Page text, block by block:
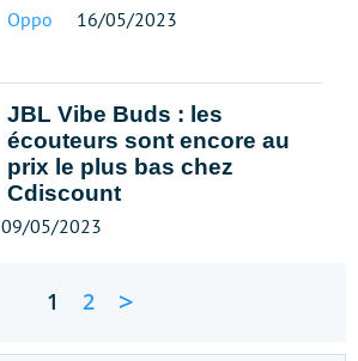
Oppo 16/05/2023
JBL Vibe Buds : les
écouteurs sont encore au
prix le plus bas chez
Cdiscount
09/05/2023
1 2 >